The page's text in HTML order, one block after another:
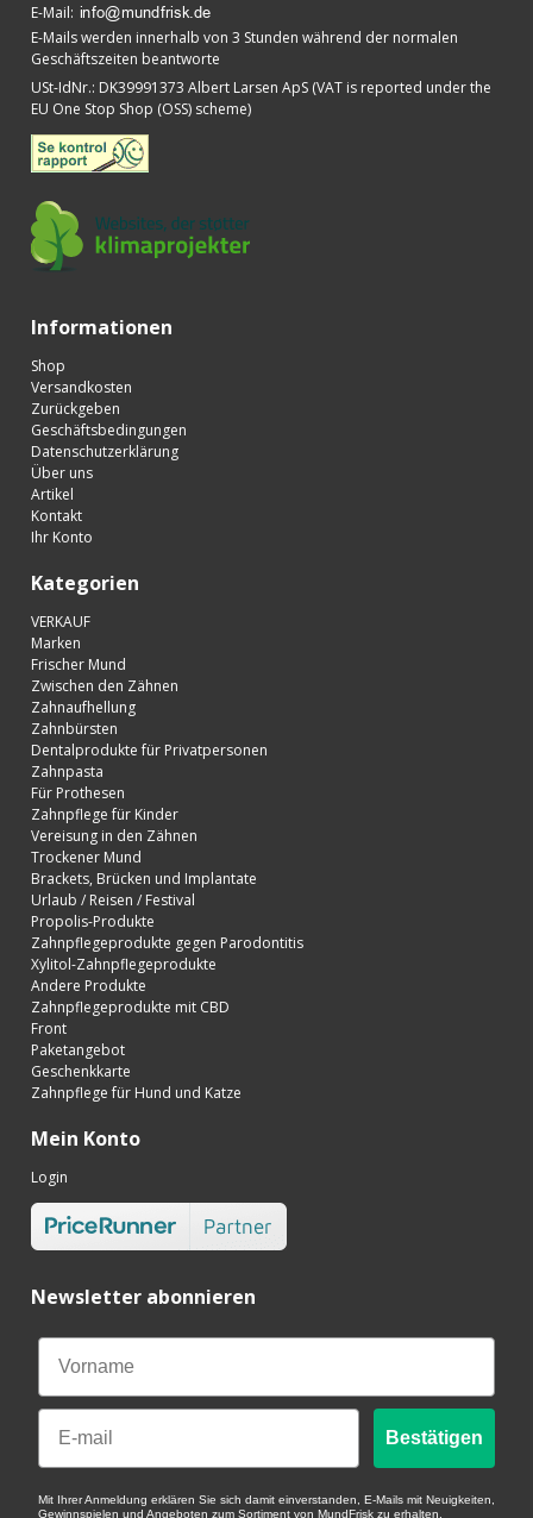
E-Mail:
E-Mails werden innerhalb von 3 Stunden während der normalen
Geschäftszeiten beantworte
USt-IdNr.: DK39991373 Albert Larsen ApS (VAT is reported under the
EU One Stop Shop (OSS) scheme)
Informationen
Shop
Versandkosten
Zurückgeben
Geschäftsbedingungen
Datenschutzerklärung
Über uns
Artikel
Kontakt
Ihr Konto
Kategorien
VERKAUF
Marken
Frischer Mund
Zwischen den Zähnen
Zahnaufhellung
Zahnbürsten
Dentalprodukte für Privatpersonen
Zahnpasta
Für Prothesen
Zahnpflege für Kinder
Vereisung in den Zähnen
Trockener Mund
Brackets, Brücken und Implantate
Urlaub / Reisen / Festival
Propolis-Produkte
Zahnpflegeprodukte gegen Parodontitis
Xylitol-Zahnpflegeprodukte
Andere Produkte
Zahnpflegeprodukte mit CBD
Front
Paketangebot
Geschenkkarte
Zahnpflege für Hund und Katze
Mein Konto
Login
Newsletter abonnieren
Email
Bestätigen
Mit Ihrer Anmeldung erklären Sie sich damit einverstanden, E-Mails mit Neuigkeiten,
Gewinnspielen und Angeboten zum Sortiment von MundFrisk zu erhalten.